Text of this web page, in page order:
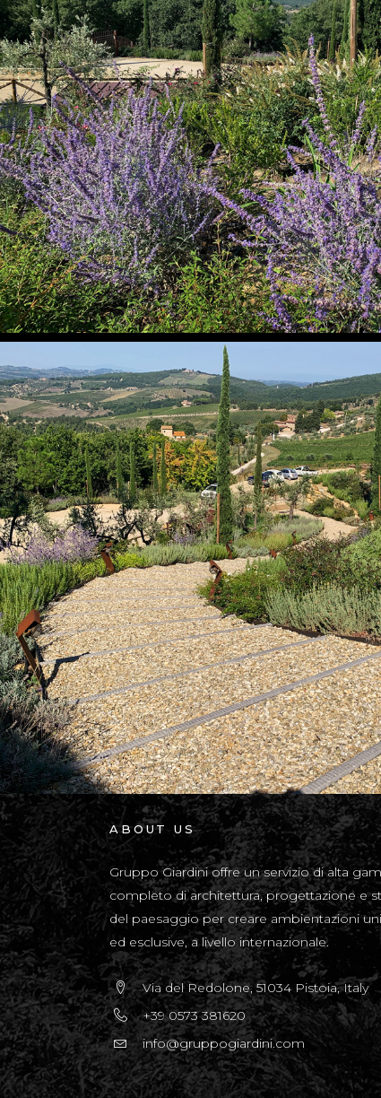
ABOUT US
Gruppo Giardini offre un servizio di alta
completo di architettura, progettazione e
del paesaggio per creare ambientazioni
ed esclusive, a livello internazionale.
Via del Redolone, 51034 Pistoia, Italy
+39 0573 381620
info@gruppogiardini.com